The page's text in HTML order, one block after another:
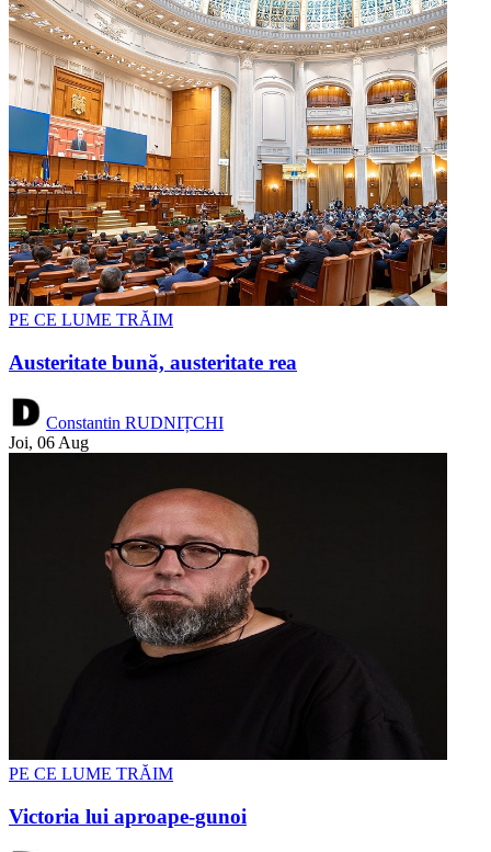
PE CE LUME TRĂIM
Austeritate bună, austeritate rea
Constantin RUDNIȚCHI
Joi, 06 Aug
PE CE LUME TRĂIM
Victoria lui aproape-gunoi